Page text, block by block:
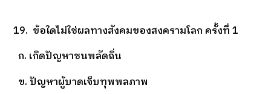
19. ข้อใดไม่ใช่ผลทางสังคมของสงครามโลก ครั้งที่ 1
ก. เกิดปัญหาชนพลัดถิ่น
ข. ปัญหาผู้บาดเจ็บทุพพลภาพ